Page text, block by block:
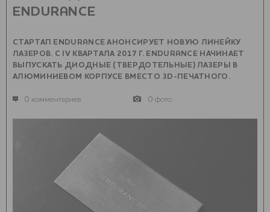
ENDURANCE
СТАРТАП ENDURANCE АНОНСИРУЕТ НОВУЮ ЛИНЕЙКУ
ЛАЗЕРОВ. С IV КВАРТАЛА 2017 Г. ENDURANCE НАЧИНАЕТ
ВЫПУСКАТЬ ДИОДНЫЕ (ТВЕРДОТЕЛЬНЫЕ) ЛАЗЕРЫ В
АЛЮМИНИЕВОМ КОРПУСЕ ВМЕСТО 3D-ПЕЧАТНОГО.
0 комментариев 0 фото